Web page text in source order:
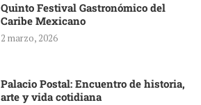
Quinto Festival Gastronómico del
Caribe Mexicano
2 marzo, 2026
Palacio Postal: Encuentro de historia,
arte y vida cotidiana